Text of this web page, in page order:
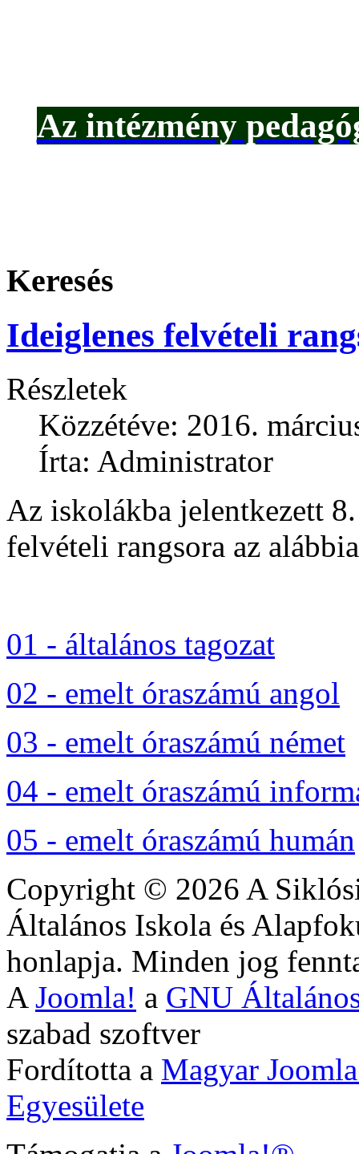
Az intézmény
Keresés
Ideiglenes felvételi
Részletek
Közzétéve: 2016.
Írta: Administrator
Az iskolákba jelentkezett
felvételi rangsora az
01 - általános tagozat
02 - emelt óraszámú angol
03 - emelt óraszámú német
04 - emelt óraszámú
05 - emelt óraszámú humán
Copyright © 2026 A
Általános Iskola és
honlapja. Minden jog
A Joomla! a GNU
szabad szoftver
Fordította a Magyar
Egyesülete